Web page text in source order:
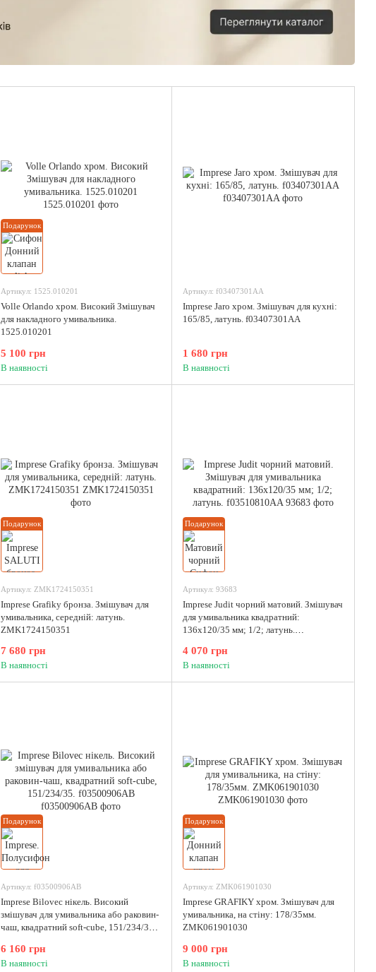
Подарунок
Артикул: 1525.010201
Volle Orlando хром. Високий Змішувач
для накладного умивальника.
1525.010201
5 100 грн
В наявності
Артикул: f03407301AA
Imprese Jaro хром. Змішувач для кухні:
165/85, латунь. f03407301AA
1 680 грн
В наявності
Подарунок
Артикул: ZMK1724150351
Imprese Grafiky бронза. Змішувач для
умивальника, середній: латунь.
ZMK1724150351
7 680 грн
В наявності
Подарунок
Артикул: 93683
Imprese Judit чорний матовий. Змішувач
для умивальника квадратний:
136x120/35 мм; 1/2; латунь.
4 070 грн
В наявності
Подарунок
Артикул: f03500906AB
Imprese Bilovec нікель. Високий
змішувач для умивальника або раковин-
чаш, квадратний soft-cube, 151/234/35.
6 160 грн
В наявності
Подарунок
Артикул: ZMK061901030
Imprese GRAFIKY хром. Змішувач для
умивальника, на стіну: 178/35мм.
ZMK061901030
9 000 грн
В наявності